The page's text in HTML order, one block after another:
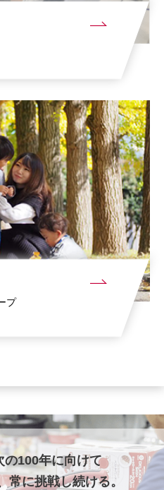
プ
の100年に向けて
常に挑戦し続ける。